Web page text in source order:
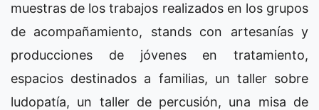
muestras de los trabajos realizados en los grupos
de acompañamiento, stands con artesanías y
producciones de jóvenes en tratamiento,
espacios destinados a familias, un taller sobre
ludopatía, un taller de percusión, una misa de